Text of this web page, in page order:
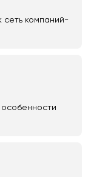
сеть компаний-